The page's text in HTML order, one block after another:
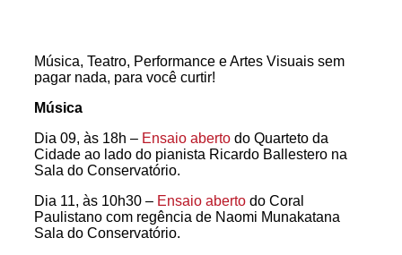
Música, Teatro, Performance e Artes Visuais sem
pagar nada, para você curtir!
Música
Dia 09, às 18h – Ensaio aberto do Quarteto da
Cidade ao lado do pianista Ricardo Ballestero na
Sala do Conservatório.
Dia 11, às 10h30 – Ensaio aberto do Coral
Paulistano com regência de Naomi Munakatana
Sala do Conservatório.